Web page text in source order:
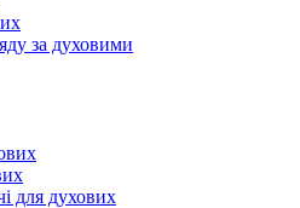
за духовими
для духових